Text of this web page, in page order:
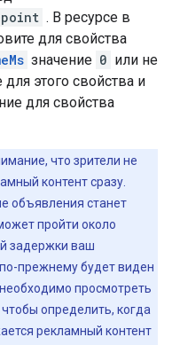
. В ресурсе в
для свойства
значение 0 или не
этого свойства и
для свойства
что зрители не
контент сразу.
объявления станет
пройти около
задержки ваш
прежнему будет виден
просмотреть
определить, когда
рекламный контент